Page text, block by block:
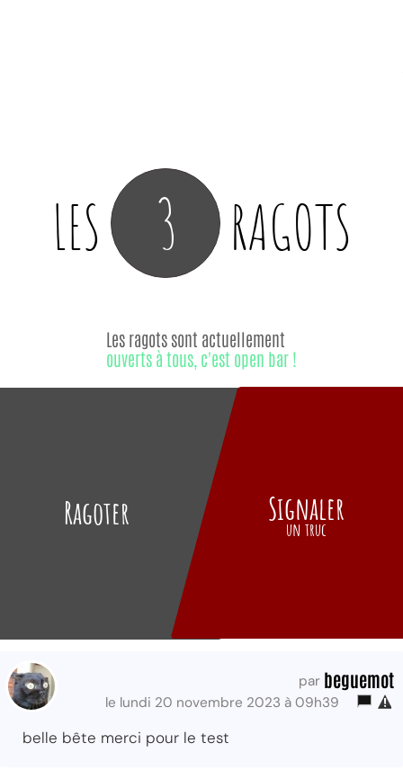
LES 3 RAGOTS
Ragoter
Les ragots sont actuellement
ouverts à tous, c'est open bar !
Signaler
un truc
par beguemot
le lundi 20 novembre 2023 à 09h39
belle bête merci pour le test